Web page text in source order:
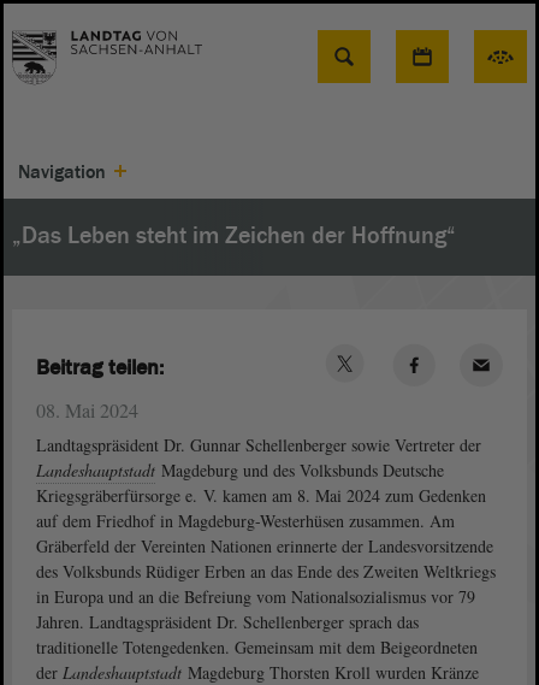
Suche
Navigation
„Das Leben steht im Zeichen der Hoffnung“
08. Mai 2024
Landtagspräsident Dr. Gunnar Schellenberger sowie Vertreter der
Landeshauptstadt Magdeburg und des Volksbunds Deutsche
Kriegsgräberfürsorge e. V. kamen am 8. Mai 2024 zum Gedenken
auf dem Friedhof in Magdeburg-Westerhüsen zusammen. Am
Gräberfeld der Vereinten Nationen erinnerte der Landesvorsitzende
des Volksbunds Rüdiger Erben an das Ende des Zweiten Weltkriegs
in Europa und an die Befreiung vom Nationalsozialismus vor 79
Jahren. Landtagspräsident Dr. Schellenberger sprach das
traditionelle Totengedenken. Gemeinsam mit dem Beigeordneten
der Landeshauptstadt Magdeburg Thorsten Kroll wurden Kränze
Beitrag teilen: